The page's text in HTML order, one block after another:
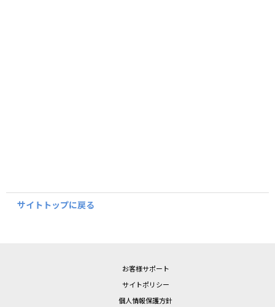
サイトトップに戻る
お客様サポート
サイトポリシー
個人情報保護方針